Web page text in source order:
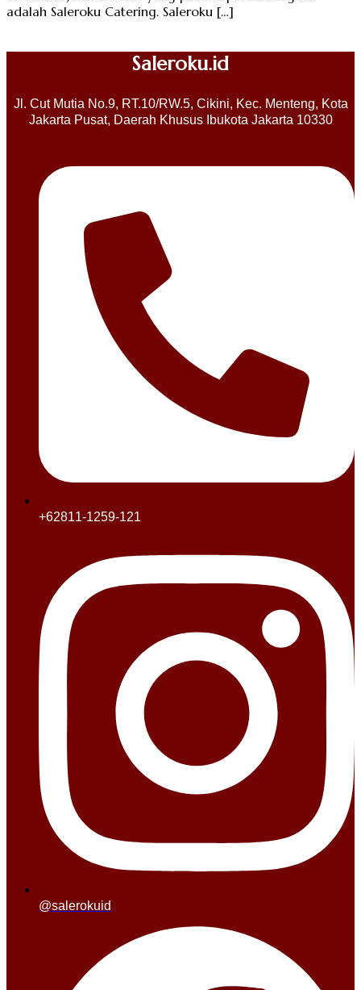
adalah Saleroku Catering. Saleroku […]
Saleroku.id
Jl. Cut Mutia No.9, RT.10/RW.5, Cikini, Kec. Menteng, Kota
Jakarta Pusat, Daerah Khusus Ibukota Jakarta 10330
+62811-1259-121
@salerokuid